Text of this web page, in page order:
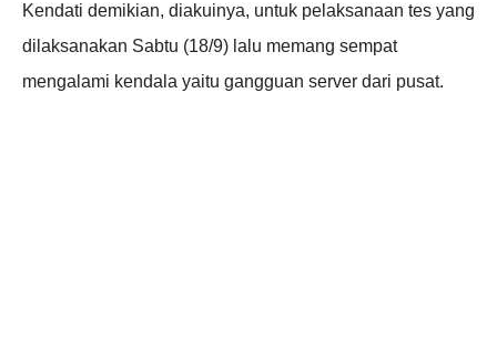
Kendati demikian, diakuinya, untuk pelaksanaan tes yang
dilaksanakan Sabtu (18/9) lalu memang sempat
mengalami kendala yaitu gangguan server dari pusat.